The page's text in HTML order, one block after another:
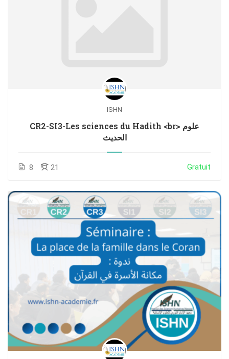
ISHN
CR2-SI3-Les sciences du Hadith <br> علوم
الحديث
8 21 Gratuit